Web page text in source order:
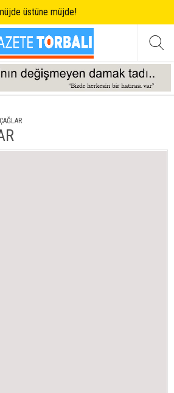
üstüne müjde!